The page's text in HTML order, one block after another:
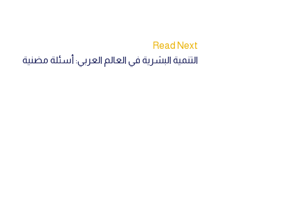
Read Next
التنمية البشرية في العالم العربي: أسئلة مضنية